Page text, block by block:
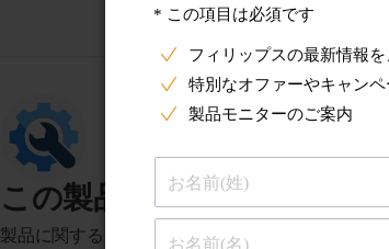
この製品に関するサポート
製品に関するヒント、よくある質問（FAQ）、取扱